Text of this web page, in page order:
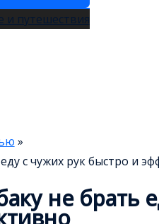
и путешествия
с чужих рук быстро и
не брать